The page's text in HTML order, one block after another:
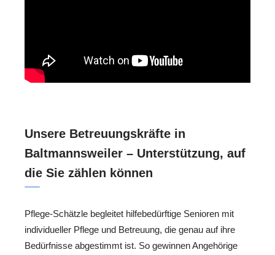
Unsere Betreuungskräfte in
Baltmannsweiler – Unterstützung, auf
die Sie zählen können
Pflege-Schätzle begleitet hilfebedürftige Senioren mit
individueller Pflege und Betreuung, die genau auf ihre
Bedürfnisse abgestimmt ist. So gewinnen Angehörige